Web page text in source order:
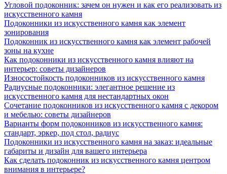
Угловой подоконник: зачем он нужен и как его реализовать из
искусственного камня
Подоконники из искусственного камня как элемент
зонирования
Подоконник из искусственного камня как элемент рабочей
зоны на кухне
Как подоконники из искусственного камня влияют на
интерьер: советы дизайнеров
Износостойкость подоконников из искусственного камня
Радиусные подоконники: элегантное решение из
искусственного камня для нестандартных окон
Сочетание подоконников из искусственного камня с декором
и мебелью: советы дизайнеров
Варианты форм подоконников из искусственного камня:
стандарт, эркер, под стол, радиус
Подоконники из искусственного камня на заказ: идеальные
габариты и дизайн для вашего интерьера
Как сделать подоконник из искусственного камня центром
внимания в интерьере?